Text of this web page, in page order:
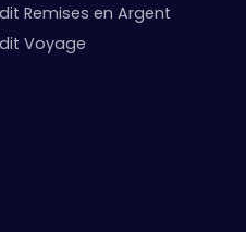
Remises en Argent
Voyage